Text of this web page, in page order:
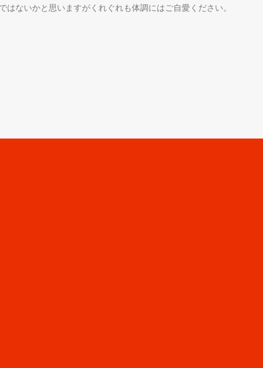
ないかと思いますがくれぐれも体調にはご自愛ください。